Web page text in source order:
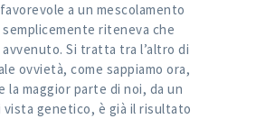
a un mescolamento
semplicemente riteneva che
Si tratta tra l’altro di
ovvietà, come sappiamo ora,
la maggior parte di noi, da un
genetico, è già il risultato